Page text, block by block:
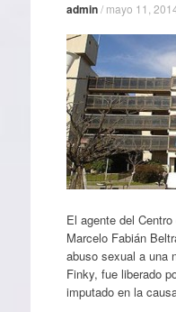
admin/ mayo 11,
El agente del
Marcelo Fabián
abuso sexual a una
Finky, fue liberado
imputado en la